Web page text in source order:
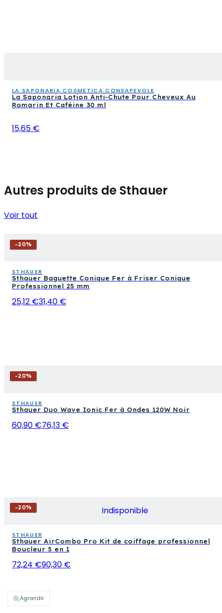
Agrandir
LA SAPONARIA COSMETICA CONSAPEVOLE
La Saponaria Lotion Anti-Chute Pour Cheveux Au
Romarin Et Caféine 30 ml
15,65 €
Autres produits de Sthauer
Voir tout
-20%
STHAUER
Sthauer Baguette Conique Fer à Friser Conique
Professionnel 25 mm
25,12 €31,40 €
-20%
STHAUER
Sthauer Duo Wave Ionic Fer à Ondes 120W Noir
60,90 €76,13 €
-20% Indisponible
STHAUER
Sthauer AirCombo Pro Kit de coiffage professionnel
Boucleur 5 en 1
72,24 €90,30 €